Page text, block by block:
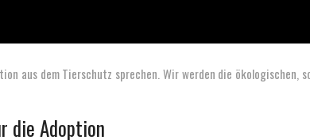
aus dem Tierschutz sprechen. Wir werden die ökologischen,
die Adoption